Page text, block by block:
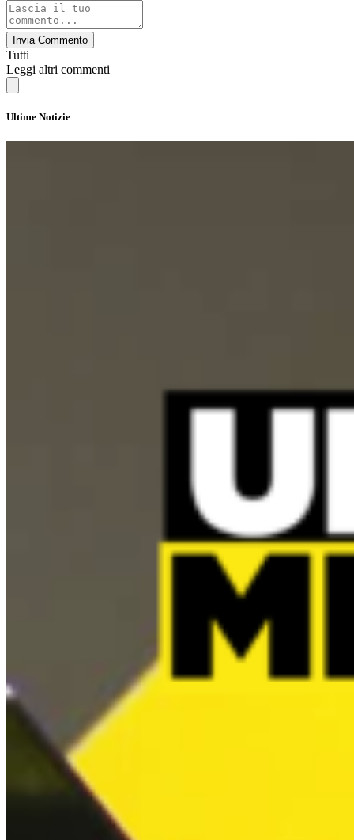
Invia Commento
Tutti
Leggi altri commenti
Ultime Notizie